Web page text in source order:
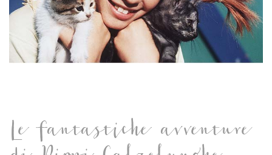
Le fantastiche avventure